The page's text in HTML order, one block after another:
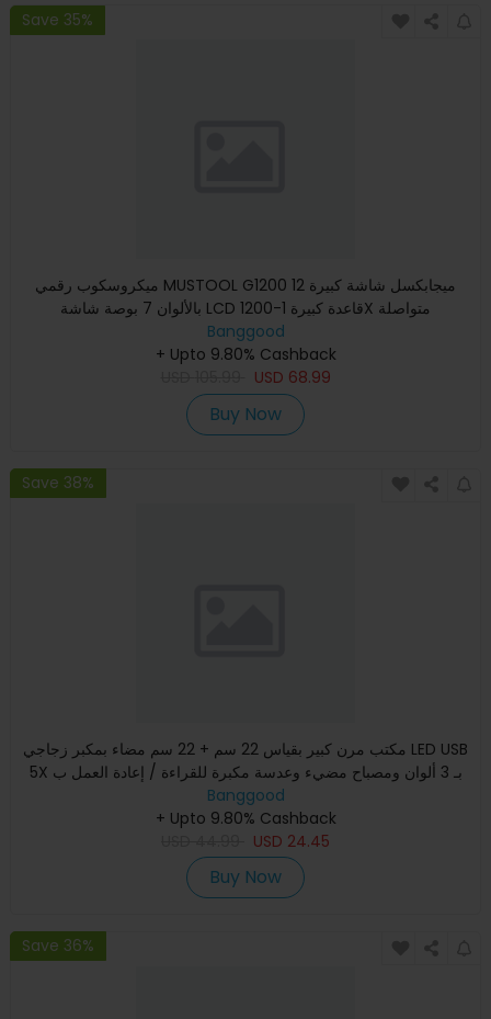
Save 35%
ميكروسكوب رقمي MUSTOOL G1200 12 ميجابكسل شاشة كبيرة
بالألوان 7 بوصة شاشة LCD قاعدة كبيرة 1-1200X متواصلة
Banggood
+ Upto 9.80% Cashback
USD 68.99
Buy Now
Save 38%
مكتب مرن كبير بقياس 22 سم + 22 سم مضاء بمكبر زجاجي LED USB
5X بـ 3 ألوان ومصباح مضيء وعدسة مكبرة للقراءة / إعادة العمل ب
Banggood
+ Upto 9.80% Cashback
USD 24.45
Buy Now
Save 36%